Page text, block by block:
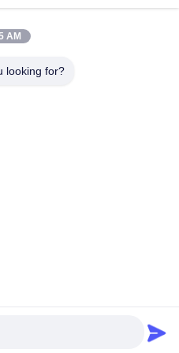
कॉपीराइट © 2018-2026
Ltd. सभी अधिकार सुरक्षित हैं।
AM
looking for?